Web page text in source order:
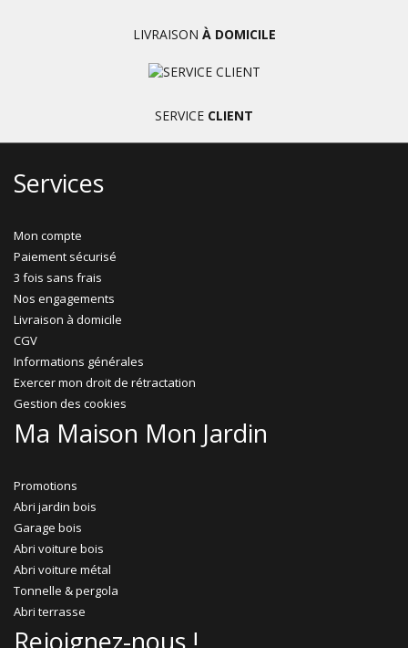
LIVRAISON À DOMICILE
SERVICE CLIENT
Services
Mon compte
Paiement sécurisé
3 fois sans frais
Nos engagements
Livraison à domicile
CGV
Informations générales
Exercer mon droit de rétractation
Gestion des cookies
Ma Maison Mon Jardin
Promotions
Abri jardin bois
Garage bois
Abri voiture bois
Abri voiture métal
Tonnelle & pergola
Abri terrasse